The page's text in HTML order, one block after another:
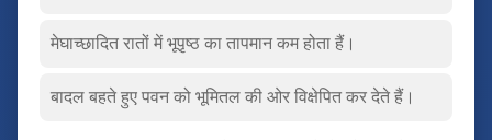
मेघाच्छादित रातों में भूपृष्ठ का तापमान कम होता हैं।
बादल बहते हुए पवन को भूमितल की ओर विक्षेपित कर देते हैं।